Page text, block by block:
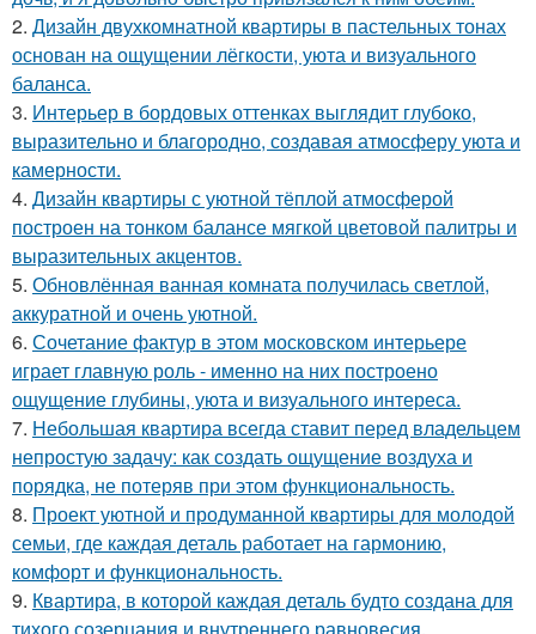
2. Дизайн двухкомнатной квартиры в пастельных тонах
основан на ощущении лёгкости, уюта и визуального
баланса.
3. Интерьер в бордовых оттенках выглядит глубоко,
выразительно и благородно, создавая атмосферу уюта и
камерности.
4. Дизайн квартиры с уютной тёплой атмосферой
построен на тонком балансе мягкой цветовой палитры и
выразительных акцентов.
5. Обновлённая ванная комната получилась светлой,
аккуратной и очень уютной.
6. Сочетание фактур в этом московском интерьере
играет главную роль - именно на них построено
ощущение глубины, уюта и визуального интереса.
7. Небольшая квартира всегда ставит перед владельцем
непростую задачу: как создать ощущение воздуха и
порядка, не потеряв при этом функциональность.
8. Проект уютной и продуманной квартиры для молодой
семьи, где каждая деталь работает на гармонию,
комфорт и функциональность.
9. Квартира, в которой каждая деталь будто создана для